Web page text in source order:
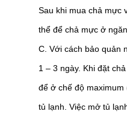
Sau khi mua chả mực
thể để chả mực ở
C. Với cách bảo quản
1 – 3 ngày. Khi đặt
để ở chế độ
tủ lạnh. Việc mở tủ